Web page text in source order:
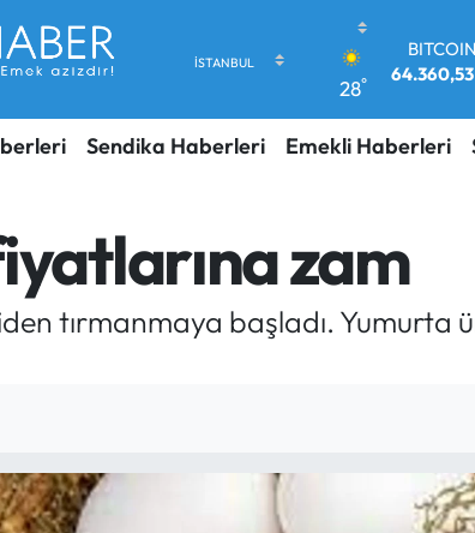
28°
DOLAR
47,7069
Sendika Haberleri Emekli Haberleri
zam
tırmanmaya başladı. Yumurta